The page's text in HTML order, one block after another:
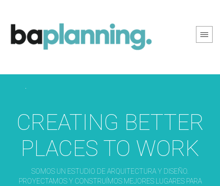
CREATING BETTER
PLACES TO WORK
SOMOS UN ESTUDIO DE ARQUITECTURA Y DISEÑO.
PROYECTAMOS Y CONSTRUÍMOS MEJORES LUGARES PARA